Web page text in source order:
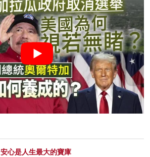
安心是人生最大的寶庫